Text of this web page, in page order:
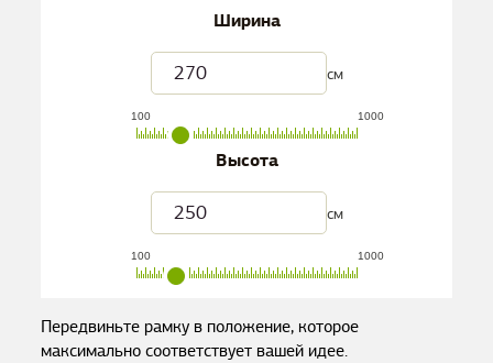
Ширина
см
100 1000
Высота
см
100 1000
Передвиньте рамку в положение, которое
максимально соответствует вашей идее.